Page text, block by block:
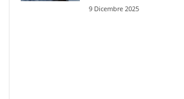
9 Dicembre 2025